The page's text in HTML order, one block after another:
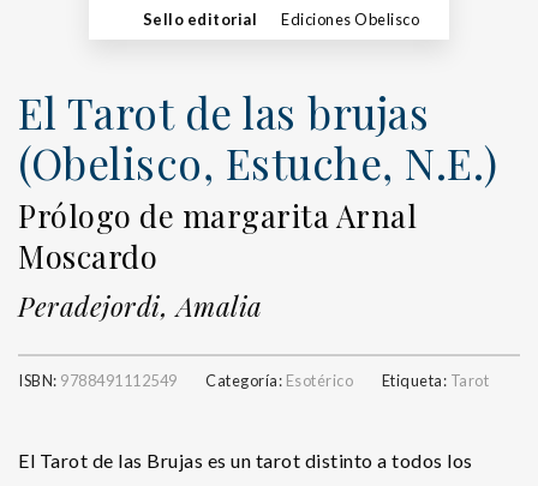
Sello editorial Ediciones Obelisco
El Tarot de las brujas
(Obelisco, Estuche, N.E.)
Prólogo de margarita Arnal
Moscardo
Peradejordi, Amalia
ISBN: 9788491112549 Categoría: Esotérico Etiqueta: Tarot
El Tarot de las Brujas es un tarot distinto a todos los